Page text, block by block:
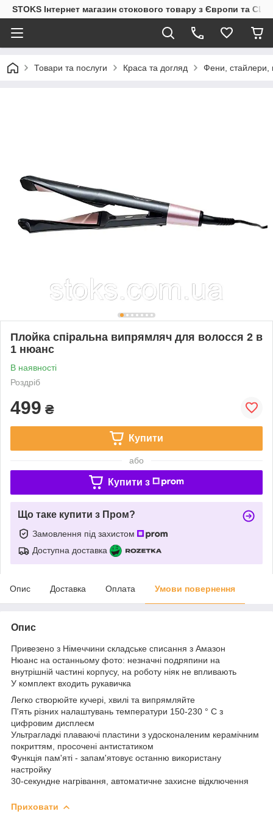
STOKS Інтернет магазин стокового товару з Європи та
Товари та послуги Краса та догляд Фени, стайлери,
Плойка спіральна випрямляч для волосся 2 в
1 нюанс
В наявності
Роздріб
499 ₴
Купити
або
Купити з
Що таке купити з Пром?
Замовлення під захистом
Доступна доставка
Опис Доставка Оплата Умови повернення
Опис
Привезено з Німеччини складське списання з Амазон
Нюанс на останньому фото: незначні подряпини на
внутрішній частині корпусу, на роботу ніяк не впливають
У комплект входить рукавичка
Легко створюйте кучері, хвилі та випрямляйте
П'ять різних налаштувань температури 150-230 ° C з
цифровим дисплеєм
Ультрагладкі плаваючі пластини з удосконаленим керамічним
покриттям, просочені антистатиком
Функція пам'яті - запам'ятовує останню використану
настройку
30-секундне нагрівання, автоматичне захисне відключення
Приховати